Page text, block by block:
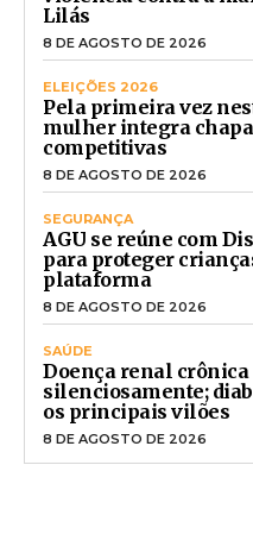
Lilás
8 DE AGOSTO DE 2026
ELEIÇÕES 2026
Pela primeira vez
mulher integra
competitivas
8 DE AGOSTO DE 2026
SEGURANÇA
AGU se reúne com
para proteger
plataforma
8 DE AGOSTO DE 2026
SAÚDE
Doença renal crônica
silenciosamente;
os principais vilões
8 DE AGOSTO DE 2026